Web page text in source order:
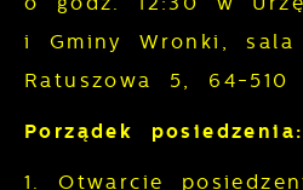
i Gminy Wronki,
Ratuszowa 5, 64-510
Porządek posiedzenia:
1. Otwarcie
Dzięki tym plikom
zapewnić Ci większy
z funkcjonalności
funkcjonalne i